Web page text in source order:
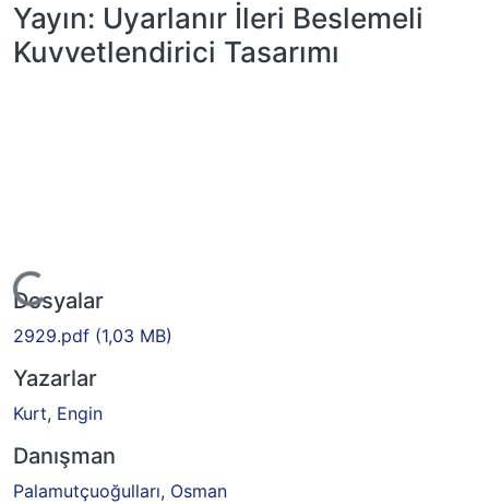
Yayın: Uyarlanır İleri Beslemeli
Kuvvetlendirici Tasarımı
Yükleniyor...
Dosyalar
2929.pdf (1,03 MB)
Yazarlar
Kurt, Engin
Danışman
Palamutçuoğulları, Osman